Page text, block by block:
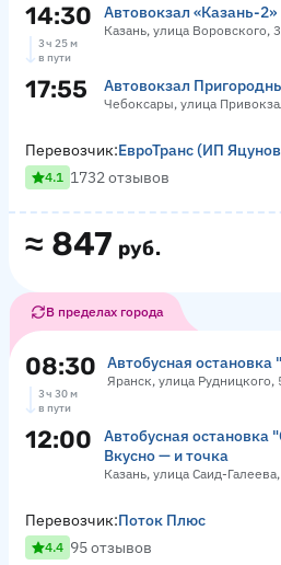
14:30 Автовокзал «‎Казань-2»
Казань, улица Воровского,
3 ч 25 м
в пути
17:55 Автовокзал
Чебоксары, улица
≈ 847 руб.
Перевозчик:ЕвроТранс (ИП
4.1 1732 отзывов
В пределах города
08:30 Автобусная остановка
Яранск, улица Рудницкого,
3 ч 30 м
в пути
12:00
Автобусная остановка
Вкусно — и точка
Казань, улица Саид-
Перевозчик:Поток Плюс
4.4 95 отзывов